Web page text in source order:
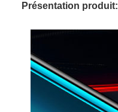
Présentation produit: